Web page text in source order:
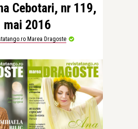
Cebotari, nr 119,
mai 2016
Marea Dragoste